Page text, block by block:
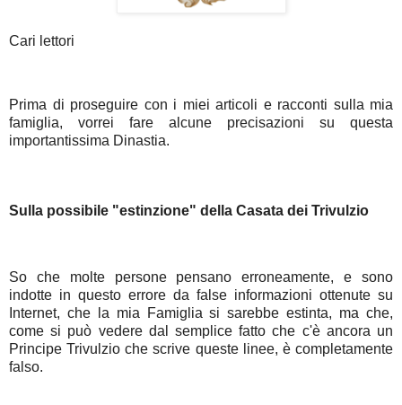
Cari lettori
Prima di proseguire con i miei articoli e racconti sulla mia
famiglia, vorrei fare alcune precisazioni su questa
importantissima Dinastia.
Sulla possibile "estinzione" della Casata dei Trivulzio
So che molte persone pensano erroneamente, e sono
indotte in questo errore da false informazioni ottenute su
Internet, che la mia Famiglia si sarebbe estinta, ma che,
come si può vedere dal semplice fatto che c'è ancora un
Principe Trivulzio che scrive queste linee, è completamente
falso.